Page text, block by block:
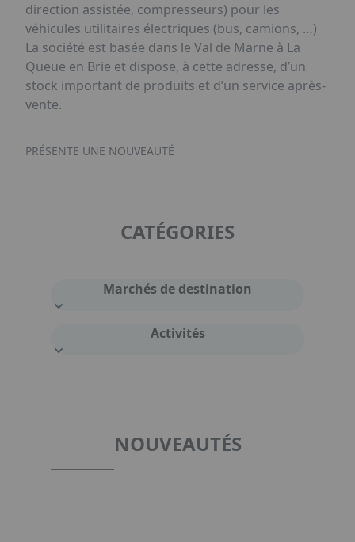
direction assistée, compresseurs) pour les
véhicules utilitaires électriques (bus, camions, …)
La société est basée dans le Val de Marne à La
Queue en Brie et dispose, à cette adresse, d’un
stock important de produits et d’un service après-
vente.
PRÉSENTE UNE NOUVEAUTÉ
CATÉGORIES
Marchés de destination
Activités
NOUVEAUTÉS